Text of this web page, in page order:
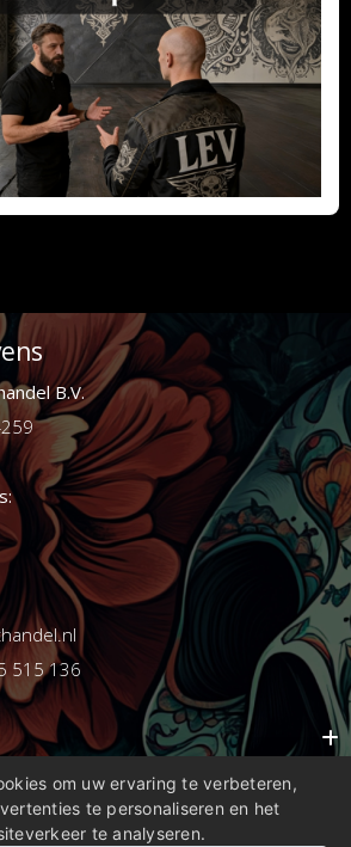
B.V.
515 136
om uw ervaring te verbeteren,
te personaliseren en het
te analyseren.